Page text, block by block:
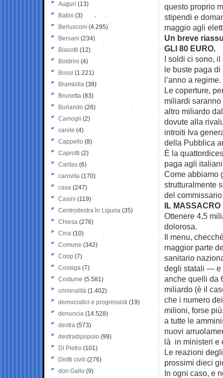
questo proprio
stipendi e
maggio agli
Un breve
GLI 80 EURO.
I soldi ci sono,
le buste paga
l’anno a regime.
Le coperture,
miliardi
altro miliardo
dovute alla
introiti Iva
della Pubblica
È la
paga agli
Come abbiamo
strutturalmente
del
IL MASSACRO
Ottenere 4,5
dolorosa.
Il menu,
maggior parte
sanitario
degli statali — e
anche quelli da
miliardo (è il
che i numero
milioni, forse
a tutte le
nuovi
là in ministeri e
Le reazioni
prossimi dieci
In ogni caso, e
Auguri (13)
Batini (3)
Berlusconi (4.295)
Bersani (234)
Biasotti (12)
Boldrini (4)
Bossi (1.221)
Brambilla (38)
Brunetta (83)
Burlando (26)
Camogli (2)
canile (4)
Cappello (8)
Caprotti (2)
Caritas (6)
carovita (170)
casa (247)
Casini (119)
Centrodestra in Liguria (35)
Chiesa (276)
Cina (10)
Comune (342)
Coop (7)
Cossiga (7)
Costume (5.581)
criminalità (1.402)
democratici e progressisti (19)
denuncia (14.528)
destra (573)
destradipopolo (99)
Di Pietro (101)
Diritti civili (276)
don Gallo (9)